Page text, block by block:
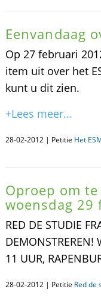
Eenvandaag
Op 27 februari
item uit over het
kunt u dit zien.
+Lees meer...
28-02-2012 | Petitie Het
Oproep om
woensdag 29
RED DE STUDIE
DEMONSTREREN!
11 UUR,
28-02-2012 | Petitie Red de